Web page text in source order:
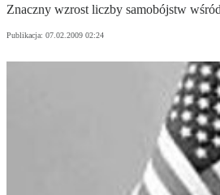
Znaczny wzrost liczby samobójstw
Publikacja: 07.02.2009 02:24